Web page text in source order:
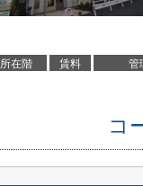
所在階 賃料 管
コ